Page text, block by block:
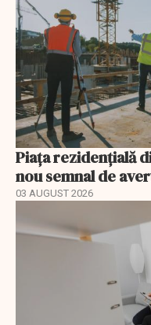
Piața rezidențială
nou semnal de
03 AUGUST 2026